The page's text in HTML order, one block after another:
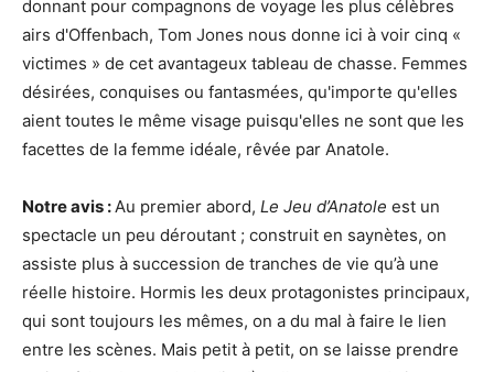
donnant pour compagnons de voyage les plus célèbres
airs d'Offenbach, Tom Jones nous donne ici à voir cinq «
victimes » de cet avantageux tableau de chasse. Femmes
désirées, conquises ou fantasmées, qu'importe qu'elles
aient toutes le même visage puisqu'elles ne sont que les
facettes de la femme idéale, rêvée par Anatole.
Notre avis : Au premier abord, Le Jeu d’Anatole est un
spectacle un peu déroutant ; construit en saynètes, on
assiste plus à succession de tranches de vie qu’à une
réelle histoire. Hormis les deux protagonistes principaux,
qui sont toujours les mêmes, on a du mal à faire le lien
entre les scènes. Mais petit à petit, on se laisse prendre